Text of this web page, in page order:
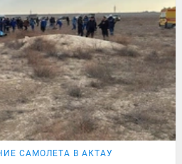
САМОЛЕТА В АКТАУ